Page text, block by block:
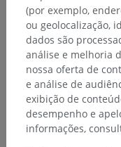
(por exemplo,
ou geolocalização,
dados são
análise e melhoria
nossa oferta de
e análise de
exibição de
desempenho e
informações,